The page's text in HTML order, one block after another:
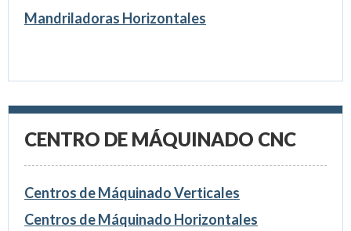
Mandriladoras Horizontales
CENTRO DE MÁQUINADO CNC
Centros de Máquinado Verticales
Centros de Máquinado Horizontales